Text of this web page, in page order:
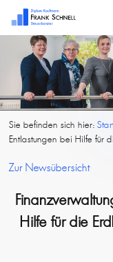
Sie befinden sich hier:
Entlastungen bei Hilfe für
Zur Newsübersicht
Hilfe für die